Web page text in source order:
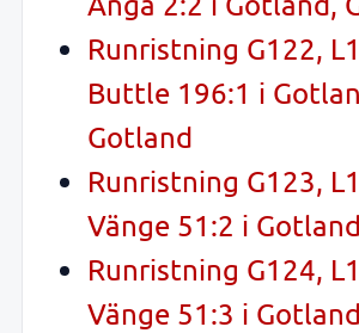
Runristning G122,
Buttle 196:1 i
Gotland
Runristning G123,
Vänge 51:2 i
Runristning G124,
Vänge 51:3 i